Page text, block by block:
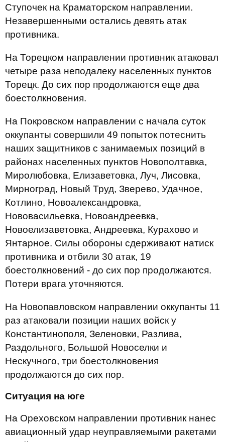
Ступочек на Краматорском направлении.
Незавершенными остались девять атак
противника.
На Торецком направлении противник атаковал
четыре раза неподалеку населенных пунктов
Торецк. До сих пор продолжаются еще два
боестолкновения.
На Покровском направлении с начала суток
оккупанты совершили 49 попыток потеснить
наших защитников с занимаемых позиций в
районах населенных пунктов Новополтавка,
Миролюбовка, Елизаветовка, Луч, Лисовка,
Мирноград, Новый Труд, Зверево, Удачное,
Котлино, Новоалександровка,
Нововасильевка, Новоандреевка,
Новоелизаветовка, Андреевка, Курахово и
Янтарное. Силы обороны сдерживают натиск
противника и отбили 30 атак, 19
боестолкновений - до сих пор продолжаются.
Потери врага уточняются.
На Новопавловском направлении оккупанты 11
раз атаковали позиции наших войск у
Константинополя, Зеленовки, Разлива,
Раздольного, Большой Новоселки и
Нескучного, три боестолкновения
продолжаются до сих пор.
Ситуация на юге
На Ореховском направлении противник нанес
авиационный удар неуправляемыми ракетами